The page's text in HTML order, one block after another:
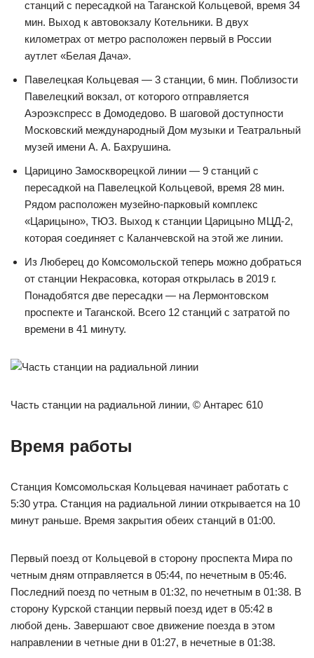
станций с пересадкой на Таганской Кольцевой, время 34
мин. Выход к автовокзалу Котельники. В двух
километрах от метро расположен первый в России
аутлет «Белая Дача».
Павелецкая Кольцевая — 3 станции, 6 мин. Поблизости
Павелецкий вокзал, от которого отправляется
Аэроэкспресс в Домодедово. В шаговой доступности
Московский международный Дом музыки и Театральный
музей имени А. А. Бахрушина.
Царицино Замоскворецкой линии — 9 станций с
пересадкой на Павелецкой Кольцевой, время 28 мин.
Рядом расположен музейно-парковый комплекс
«Царицыно», ТЮЗ. Выход к станции Царицыно МЦД-2,
которая соединяет с Каланчевской на этой же линии.
Из Люберец до Комсомольской теперь можно добраться
от станции Некрасовка, которая открылась в 2019 г.
Понадобятся две пересадки — на Лермонтовском
проспекте и Таганской. Всего 12 станций с затратой по
времени в 41 минуту.
Часть станции на радиальной линии, © Антарес 610
Время работы
Станция Комсомольская Кольцевая начинает работать с
5:30 утра. Станция на радиальной линии открывается на 10
минут раньше. Время закрытия обеих станций в 01:00.
Первый поезд от Кольцевой в сторону проспекта Мира по
четным дням отправляется в 05:44, по нечетным в 05:46.
Последний поезд по четным в 01:32, по нечетным в 01:38. В
сторону Курской станции первый поезд идет в 05:42 в
любой день. Завершают свое движение поезда в этом
направлении в четные дни в 01:27, в нечетные в 01:38.